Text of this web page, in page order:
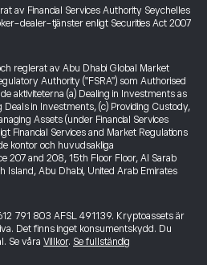
av Financial Services Authority Seychelles
dealer-tjänster enligt Securities Act 2007
reglerat av Abu Dhabi Global Market
Authority ("FSRA") som Authorised
aktiviteterna (a) Dealing in Investments as
Deals in Investments, (c) Providing Custody,
Assets (under Financial Services
Financial Services and Market Regulations
kontor och huvudsakliga
207 and 208, 15th Floor Floor, Al Sarab
Island, Abu Dhabi, United Arab Emirates
791 803 AFSL 491139. Kryptoassets är
Det finns inget konsumentskydd. Du
Se våra Villkor. Se fullständig